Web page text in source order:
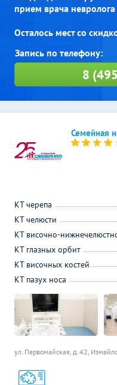
прием врача
Осталось мест со
8
Семейная
ул. Первомайская, д. 42,
КТ черепа
КТ челюсти
КТ височно-
КТ глазных орбит
КТ височных костей
КТ пазух носа